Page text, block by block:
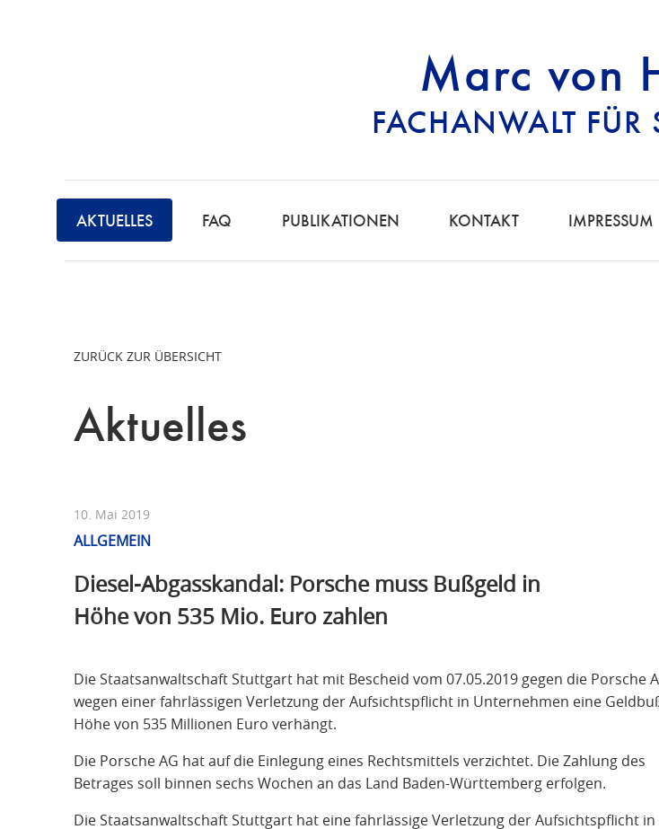
Marc von
FACHANWALT FÜR
STRAFRECHT |
AKTUELLES FAQ PUBLIKATIONEN KONTAKT IMPRESSUM
ZURÜCK ZUR ÜBERSICHT
Aktuelles
10. Mai 2019
ALLGEMEIN
Diesel-Abgasskandal: Porsche muss Bußgeld in
Höhe von 535 Mio. Euro zahlen
Die Staatsanwaltschaft Stuttgart hat mit Bescheid vom 07.05.2019 gegen die Porsche
wegen einer fahrlässigen Verletzung der Aufsichtspflicht in Unternehmen eine
Höhe von 535 Millionen Euro verhängt.
Die Porsche AG hat auf die Einlegung eines Rechtsmittels verzichtet. Die Zahlung des
Betrages soll binnen sechs Wochen an das Land Baden-Württemberg erfolgen.
Die Staatsanwaltschaft Stuttgart hat eine fahrlässige Verletzung der Aufsichtspflicht